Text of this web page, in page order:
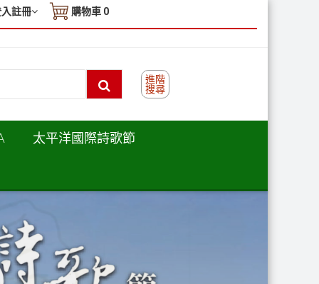
註冊 購物車 0
進階
搜尋
太平洋國際詩歌節